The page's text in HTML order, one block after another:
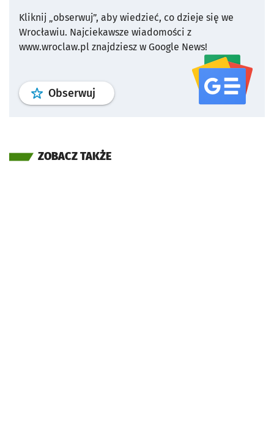
Kliknij „obserwuj”, aby wiedzieć, co dzieje się we
Wrocławiu. Najciekawsze wiadomości z
www.wroclaw.pl znajdziesz w Google News!
Obserwuj profil serwisu
ZOBACZ TAKŻE